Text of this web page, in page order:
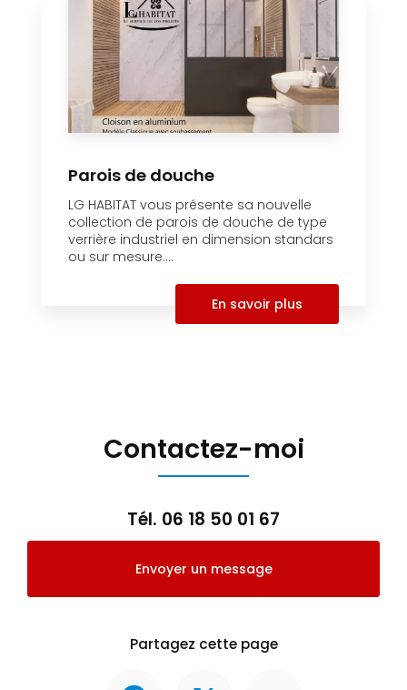
Parois de douche
LG HABITAT vous présente sa nouvelle
collection de parois de douche de type
verrière industriel en dimension standars
ou sur mesure....
En savoir plus
Contactez-moi
Tél. 06 18 50 01 67
Envoyer un message
Partagez cette page